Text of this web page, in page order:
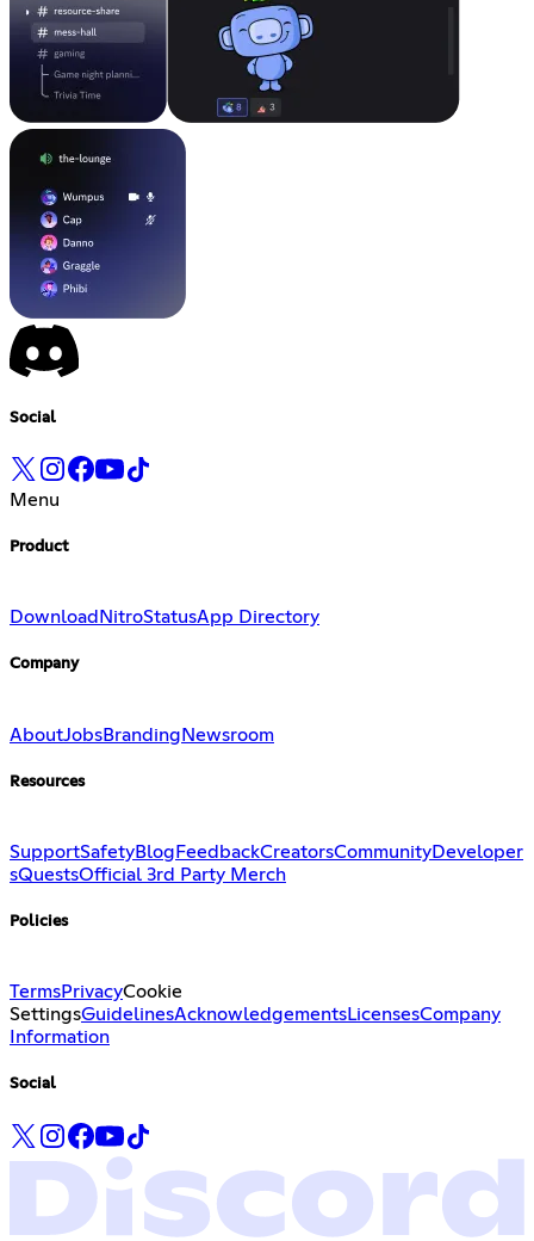
Social
Menu
Product
Download NitroStatusApp Directory
Company
AboutJobsBranding Newsroom
Resources
SupportSafetyBlog FeedbackCreatorsCommunityDeveloper
sQuestsOfficial 3rd Party Merch
Policies
TermsPrivacyCookie
SettingsGuidelinesAcknowledgementsLicensesCompany
Information
Social